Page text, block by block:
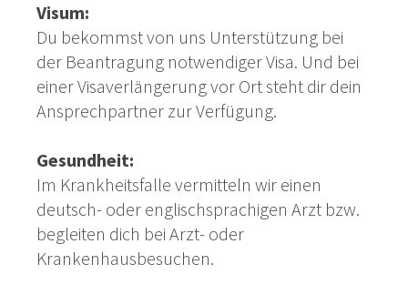
Visum:
Du bekommst von uns Unterstützung bei
der Beantragung notwendiger Visa. Und bei
einer Visaverlängerung vor Ort steht dir dein
Ansprechpartner zur Verfügung.
Gesundheit:
Im Krankheitsfalle vermitteln wir einen
deutsch- oder englischsprachigen Arzt bzw.
begleiten dich bei Arzt- oder
Krankenhausbesuchen.